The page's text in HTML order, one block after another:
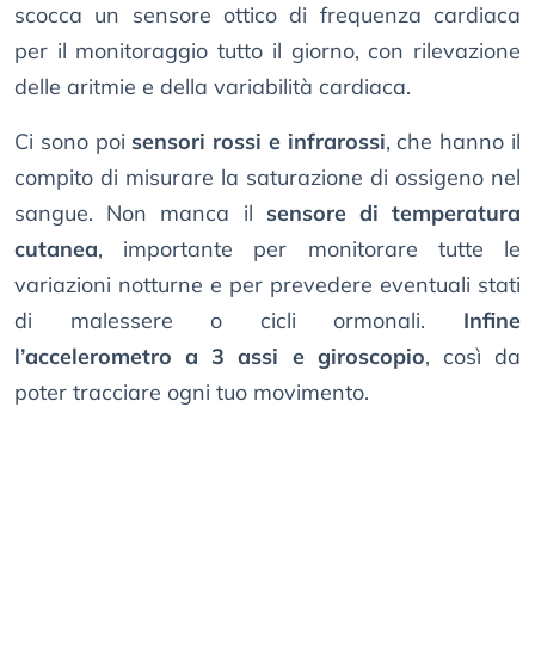
scocca un sensore ottico di frequenza cardiaca
per il monitoraggio tutto il giorno, con rilevazione
delle aritmie e della variabilità cardiaca.
Ci sono poi sensori rossi e infrarossi, che hanno il
compito di misurare la saturazione di ossigeno nel
sangue. Non manca il sensore di temperatura
cutanea, importante per monitorare tutte le
variazioni notturne e per prevedere eventuali stati
di malessere o cicli ormonali. Infine
l’accelerometro a 3 assi e giroscopio, così da
poter tracciare ogni tuo movimento.